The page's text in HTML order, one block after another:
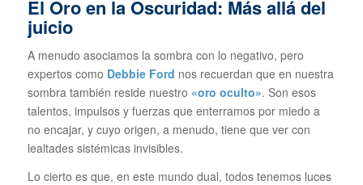
El Oro en la Oscuridad: Más allá del
juicio
A menudo asociamos la sombra con lo negativo, pero
expertos como Debbie Ford nos recuerdan que en nuestra
sombra también reside nuestro «oro oculto». Son esos
talentos, impulsos y fuerzas que enterramos por miedo a
no encajar, y cuyo origen, a menudo, tiene que ver con
lealtades sistémicas invisibles.
Lo cierto es que, en este mundo dual, todos tenemos luces